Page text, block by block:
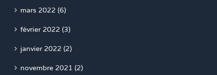
mars 2022 (6)
février 2022 (3)
janvier 2022 (2)
novembre 2021 (2)